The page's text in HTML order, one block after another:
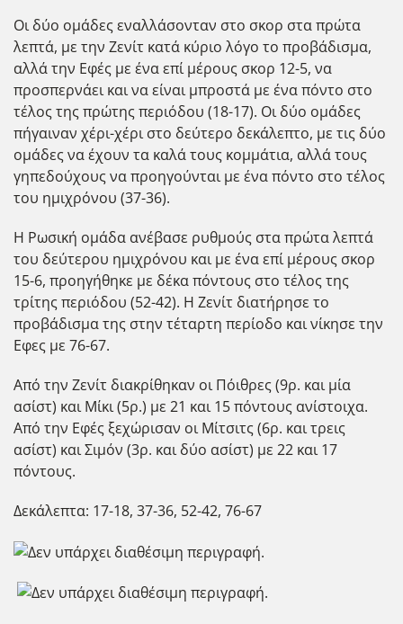
Οι δύο ομάδες εναλλάσονταν στο σκορ στα πρώτα
λεπτά, με την Ζενίτ κατά κύριο λόγο το προβάδισμα,
αλλά την Εφές με ένα επί μέρους σκορ 12-5, να
προσπερνάει και να είναι μπροστά με ένα πόντο στο
τέλος της πρώτης περιόδου (18-17). Οι δύο ομάδες
πήγαιναν χέρι-χέρι στο δεύτερο δεκάλεπτο, με τις δύο
ομάδες να έχουν τα καλά τους κομμάτια, αλλά τους
γηπεδούχους να προηγούνται με ένα πόντο στο τέλος
του ημιχρόνου (37-36).
H Ρωσική ομάδα ανέβασε ρυθμούς στα πρώτα λεπτά
του δεύτερου ημιχρόνου και με ένα επί μέρους σκορ
15-6, προηγήθηκε με δέκα πόντους στο τέλος της
τρίτης περιόδου (52-42). Η Ζενίτ διατήρησε το
προβάδισμα της στην τέταρτη περίοδο και νίκησε την
Εφες με 76-67.
Από την Ζενίτ διακρίθηκαν οι Πόιθρες (9ρ. και μία
ασίστ) και Μίκι (5ρ.) με 21 και 15 πόντους ανίστοιχα.
Από την Εφές ξεχώρισαν οι Μίτσιτς (6ρ. και τρεις
ασίστ) και Σιμόν (3ρ. και δύο ασίστ) με 22 και 17
πόντους.
Δεκάλεπτα: 17-18, 37-36, 52-42, 76-67